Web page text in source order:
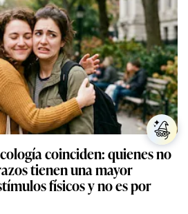
coinciden: quienes no
tienen una mayor
físicos y no es por